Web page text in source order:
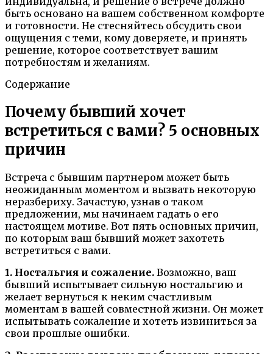
быть основано на вашем собственном комфорте
и готовности. Не стесняйтесь обсудить свои
ощущения с теми, кому доверяете, и принять
решение, которое соответствует вашим
потребностям и желаниям.
Содержание
Почему бывший хочет
встретиться с вами? 5 основных
причин
Встреча с бывшим партнером может быть
неожиданным моментом и вызвать некоторую
неразбериху. Зачастую, узнав о таком
предложении, мы начинаем гадать о его
настоящем мотиве. Вот пять основных причин,
по которым ваш бывший может захотеть
встретиться с вами.
1. Ностальгия и сожаление. Возможно, ваш
бывший испытывает сильную ностальгию и
желает вернуться к неким счастливым
моментам в вашей совместной жизни. Он может
испытывать сожаление и хотеть извиниться за
свои прошлые ошибки.